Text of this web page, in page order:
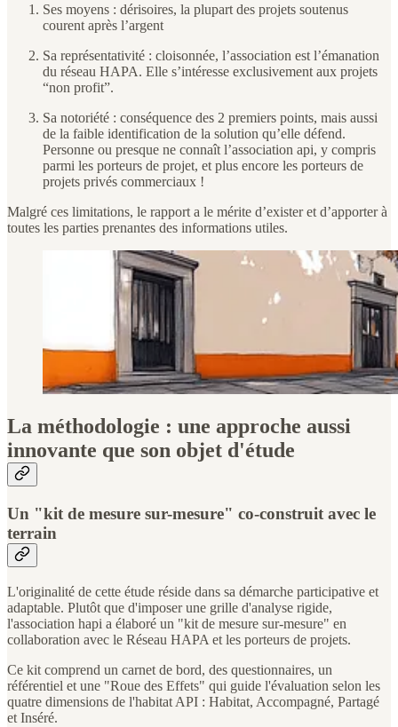
Ses moyens : dérisoires, la plupart des projets soutenus
courent après l’argent
Sa représentativité : cloisonnée, l’association est l’émanation
du réseau HAPA. Elle s’intéresse exclusivement aux projets
“non profit”.
Sa notoriété : conséquence des 2 premiers points, mais aussi
de la faible identification de la solution qu’elle défend.
Personne ou presque ne connaît l’association api, y compris
parmi les porteurs de projet, et plus encore les porteurs de
projets privés commerciaux !
Malgré ces limitations, le rapport a le mérite d’exister et d’apporter à
toutes les parties prenantes des informations utiles.
La méthodologie : une approche aussi
innovante que son objet d'étude
Un "kit de mesure sur-mesure" co-construit avec le
terrain
L'originalité de cette étude réside dans sa démarche participative et
adaptable. Plutôt que d'imposer une grille d'analyse rigide,
l'association hapi a élaboré un "kit de mesure sur-mesure" en
collaboration avec le Réseau HAPA et les porteurs de projets.
Ce kit comprend un carnet de bord, des questionnaires, un
référentiel et une "Roue des Effets" qui guide l'évaluation selon les
quatre dimensions de l'habitat API : Habitat, Accompagné, Partagé
et Inséré.